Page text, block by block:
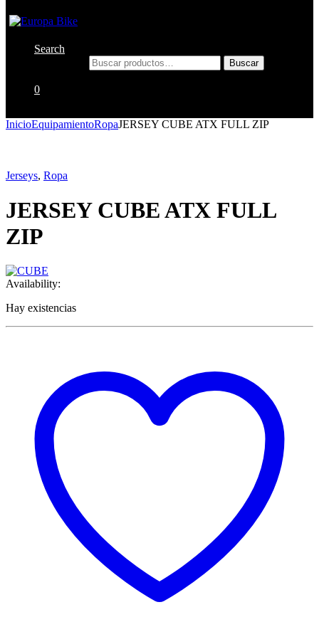
Search
Buscar
0
InicioEquipamientoRopaJERSEY CUBE ATX FULL ZIP
Jerseys, Ropa
JERSEY CUBE ATX FULL
ZIP
Availability:
Hay existencias